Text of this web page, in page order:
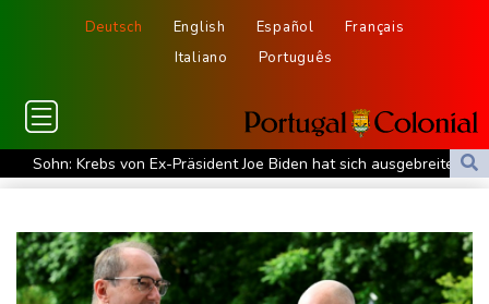
Deutsch English Español
Français
Italiano
Português
Sohn: Krebs von Ex-Präsident Joe Biden hat sich ausgebreitet
und Metastasen gebildet
Vorgaben des Bundes geknüpft
FIFA stärkt Infantino - und holt zum Rundumschlag aus